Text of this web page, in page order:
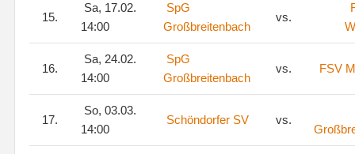
15.
Sa, 17.02.
14:00
SpG
Großbreitenbach
vs.
16.
Sa, 24.02.
14:00
SpG
Großbreitenbach
vs. FSV
17.
So, 03.03.
14:00
Schöndorfer SV vs.